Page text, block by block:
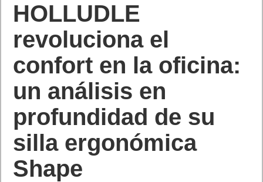
HOLLUDLE
revoluciona el
confort en la oficina:
un análisis en
profundidad de su
silla ergonómica
Shape